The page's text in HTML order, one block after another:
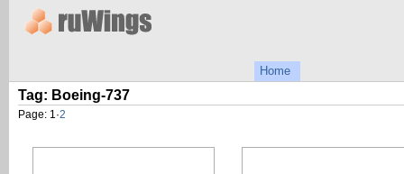
Home
Tag: Boeing-737
Page: 1 ·2